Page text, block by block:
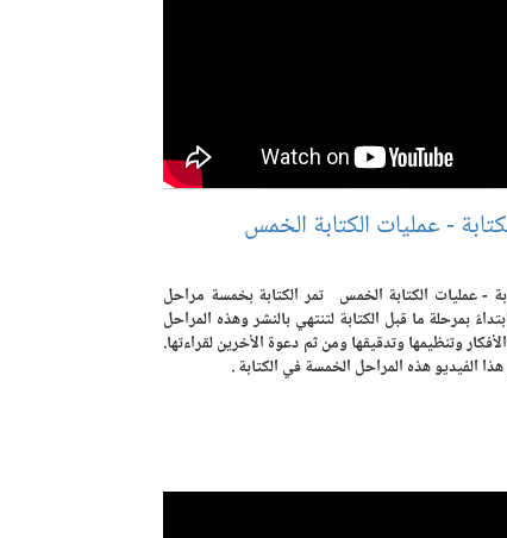
- عمليات الكتابة الخمس
- عمليات الكتابة الخمس تمر الكتابة بخمسة مراحل
بمرحلة ما قبل الكتابة لتنتهي بالنشر وهذه المراحل
وتنظيمها وتدقيقها ومن ثم دعوة الأخرين لقراءتها.
الفيديو هذه المراحل الخمسة في الكتابة .